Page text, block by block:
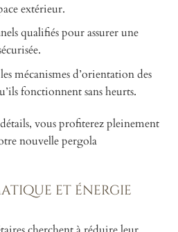
extérieur.
qualifiés pour assurer une
mécanismes d’orientation des
fonctionnent sans heurts.
vous profiterez pleinement
nouvelle pergola
et énergie